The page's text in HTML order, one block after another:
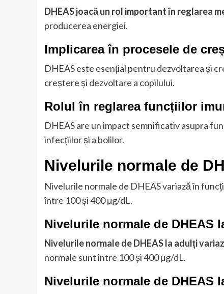
DHEAS joacă un rol important în reglarea
producerea energiei.
Implicarea în procesele de
DHEAS este esențial pentru dezvoltarea și
creștere și dezvoltare a copilului.
Rolul în reglarea funcțiilor
DHEAS are un impact semnificativ asupra
infecțiilor și a bolilor.
Nivelurile normale de
Nivelurile normale de DHEAS variază în
între 100 și 400 μg/dL.
Nivelurile normale de DHEAS
Nivelurile normale de DHEAS la adulți
normale sunt între 100 și 400 μg/dL.
Nivelurile normale de DHEAS